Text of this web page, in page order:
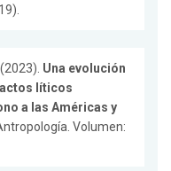
(2023). Una evolución
líticos
a las Américas y
Volumen: